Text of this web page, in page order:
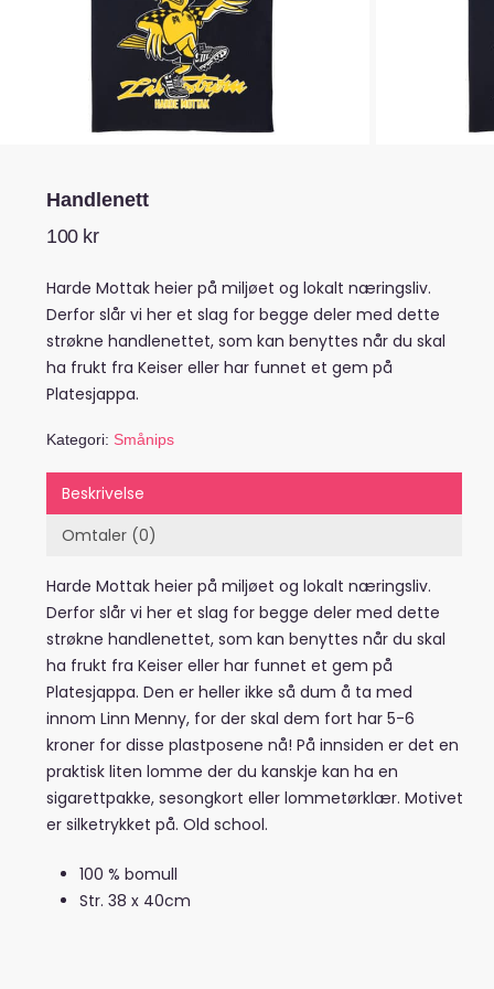
Handlenett
100 kr
Harde Mottak heier på miljøet og lokalt næringsliv.
Derfor slår vi her et slag for begge deler med dette
strøkne handlenettet, som kan benyttes når du skal
ha frukt fra Keiser eller har funnet et gem på
Platesjappa.
Kategori: Smånips
Beskrivelse
Omtaler (0)
Harde Mottak heier på miljøet og lokalt næringsliv.
Derfor slår vi her et slag for begge deler med dette
strøkne handlenettet, som kan benyttes når du skal
ha frukt fra Keiser eller har funnet et gem på
Platesjappa. Den er heller ikke så dum å ta med
innom Linn Menny, for der skal dem fort har 5-6
kroner for disse plastposene nå! På innsiden er det en
praktisk liten lomme der du kanskje kan ha en
sigarettpakke, sesongkort eller lommetørklær. Motivet
er silketrykket på. Old school.
100 % bomull
Str. 38 x 40cm